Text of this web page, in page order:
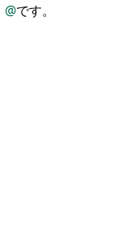
@です。